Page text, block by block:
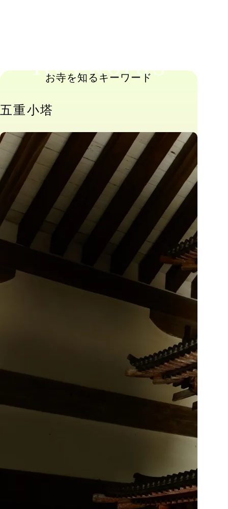
お寺を知るキーワード
Keywords
五重小塔